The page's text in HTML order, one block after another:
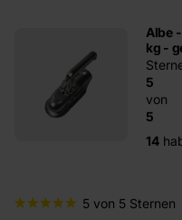
Albe
kg -
5
von
5
14
5 von 5 Sternen